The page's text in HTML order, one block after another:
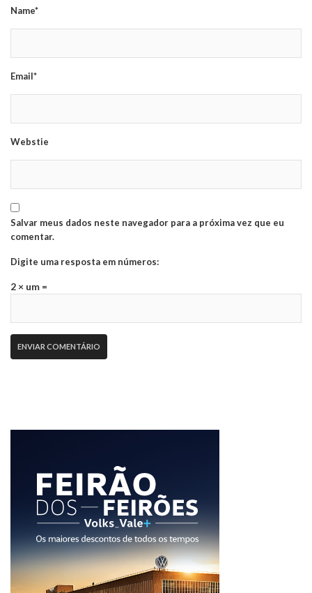
Name*
Email*
Webstie
Salvar meus dados neste navegador para a próxima vez que eu
comentar.
Digite uma resposta em números:
2 × um =